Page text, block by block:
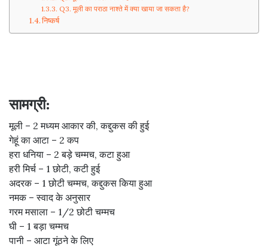
Q3. मूली का पराठा नाश्ते में क्या खाया जा सकता है?
निष्कर्ष
सामग्री:
मूली – 2 मध्यम आकार की, कद्दुकस की हुई
गेहूं का आटा – 2 कप
हरा धनिया – 2 बड़े चम्मच, कटा हुआ
हरी मिर्च – 1 छोटी, कटी हुई
अदरक – 1 छोटी चम्मच, कद्दुकस किया हुआ
नमक – स्वाद के अनुसार
गरम मसाला – 1/2 छोटी चम्मच
घी – 1 बड़ा चम्मच
पानी – आटा गूंठने के लिए